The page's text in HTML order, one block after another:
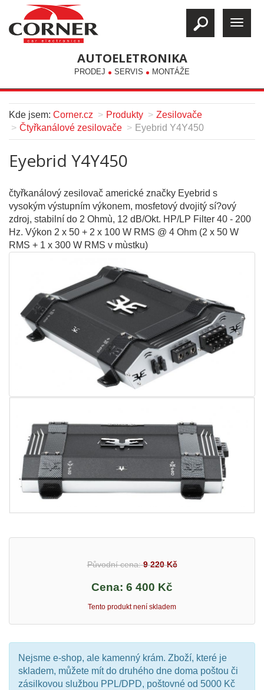
AUTOELETRONIKA
PRODEJ SERVIS MONTÁŽE
Kde jsem: Corner.cz Produkty
Zesilovače
Čtyřkanálové zesilovače
Eyebrid Y4Y450
Eyebrid Y4Y450
čtyřkanálový zesilovač americké značky Eyebrid s
vysokým výstupním výkonem, mosfetový dvojitý sí?ový
zdroj, stabilní do 2 Ohmù, 12 dB/Okt. HP/LP Filter 40 - 200
Hz. Výkon 2 x 50 + 2 x 100 W RMS @ 4 Ohm (2 x 50 W
RMS + 1 x 300 W RMS v mùstku)
Původní cena: 9 220 Kč
Cena: 6 400 Kč
Tento produkt není skladem
Nejsme e-shop, ale kamenný krám. Zboží, které je
skladem, můžete mít do druhého dne doma poštou či
zásilkovou službou PPL/DPD, poštovné od 5000 Kč